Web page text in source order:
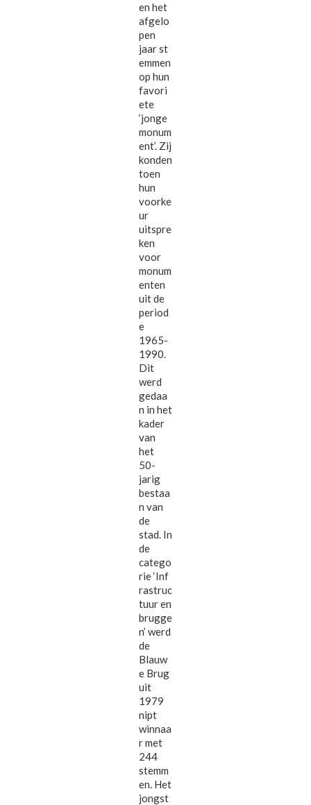
en het
afgelo
pen
jaar st
emmen
op hun
favori
ete
‘jonge
monum
ent’. Zij
konden
toen
hun
voorke
ur
uitspre
ken
voor
monum
enten
uit de
period
e
1965-
1990.
Dit
werd
gedaa
n in het
kader
van
het
50-
jarig
bestaa
n van
de
stad. In
de
catego
rie ‘Inf
rastruc
tuur en
brugge
n’ werd
de
Blauw
e Brug
uit
1979
nipt
winnaa
r met
244
stemm
en. Het
jongst